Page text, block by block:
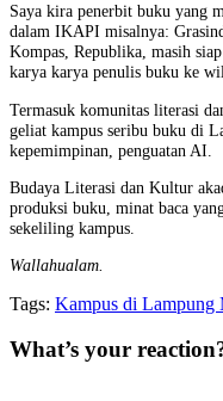
Saya kira penerbit buku yang
dalam IKAPI misalnya:
Kompas, Republika, masih
karya karya penulis buku ke
Termasuk komunitas literasi
geliat kampus seribu buku di
kepemimpinan, penguatan AI.
Budaya Literasi dan Kultur
produksi buku, minat baca
sekeliling kampus.
Wallahualam.
Tags: Kampus di
What’s your